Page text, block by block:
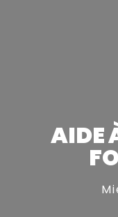
AIDE